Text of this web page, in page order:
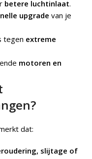
betere luchtinlaat.
upgrade van je
tegen extreme
motoren en
dat:
slijtage of